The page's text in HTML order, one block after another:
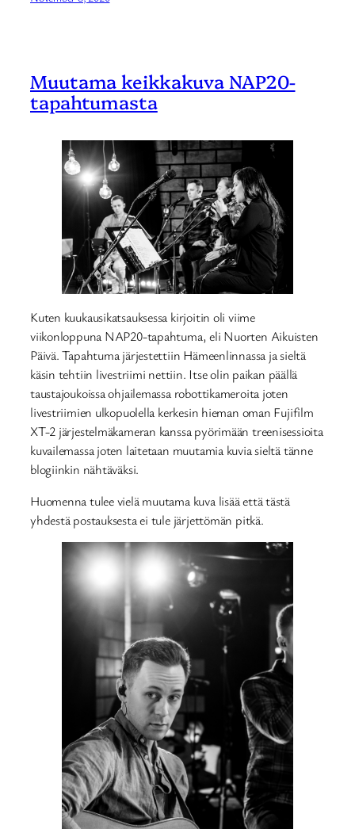
Muutama keikkakuva NAP20-
tapahtumasta
Kuten kuukausikatsauksessa kirjoitin oli viime
viikonloppuna NAP20-tapahtuma, eli Nuorten Aikuisten
Päivä. Tapahtuma järjestettiin Hämeenlinnassa ja sieltä
käsin tehtiin livestriimi nettiin. Itse olin paikan päällä
taustajoukoissa ohjailemassa robottikameroita joten
livestriimien ulkopuolella kerkesin hieman oman Fujifilm
XT-2 järjestelmäkameran kanssa pyörimään treenisessioita
kuvailemassa joten laitetaan muutamia kuvia sieltä tänne
blogiinkin nähtäväksi.
Huomenna tulee vielä muutama kuva lisää että tästä
yhdestä postauksesta ei tule järjettömän pitkä.